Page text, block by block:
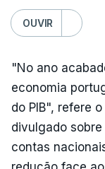
OUVIR
"No ano
economia
do PIB", refere
divulgado
contas